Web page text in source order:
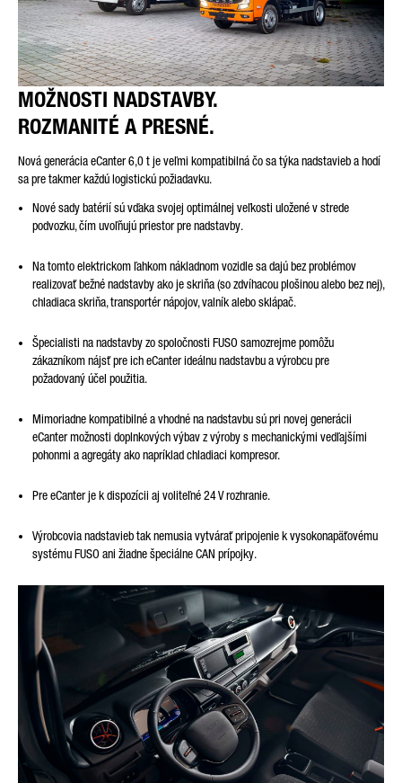
MOŽNOSTI NADSTAVBY.
ROZMANITÉ A PRESNÉ.
Nová generácia eCanter 6,0 t je veľmi kompatibilná čo sa týka nadstavieb a hodí
sa pre takmer každú logistickú požiadavku.
Nové sady batérií sú vďaka svojej optimálnej veľkosti uložené v strede
podvozku, čím uvoľňujú priestor pre nadstavby.
Na tomto elektrickom ľahkom nákladnom vozidle sa dajú bez problémov
realizovať bežné nadstavby ako je skriňa (so zdvíhacou plošinou alebo bez nej),
chladiaca skriňa, transportér nápojov, valník alebo sklápač.
Špecialisti na nadstavby zo spoločnosti FUSO samozrejme pomôžu
zákazníkom nájsť pre ich eCanter ideálnu nadstavbu a výrobcu pre
požadovaný účel použitia.
Mimoriadne kompatibilné a vhodné na nadstavbu sú pri novej generácii
eCanter možnosti doplnkových výbav z výroby s mechanickými vedľajšími
pohonmi a agregáty ako napríklad chladiaci kompresor.
Pre eCanter je k dispozícii aj voliteľné 24 V rozhranie.
Výrobcovia nadstavieb tak nemusia vytvárať pripojenie k vysokonapäťovému
systému FUSO ani žiadne špeciálne CAN prípojky.